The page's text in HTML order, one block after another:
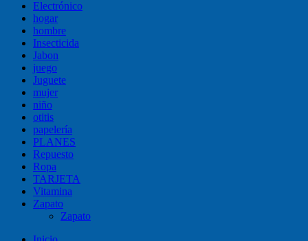
Electrónico
hogar
hombre
Insecticida
Jabon
juego
Juguete
mujer
niño
otitis
papelería
PLANES
Repuesto
Ropa
TARJETA
Vitamina
Zapato
Zapato